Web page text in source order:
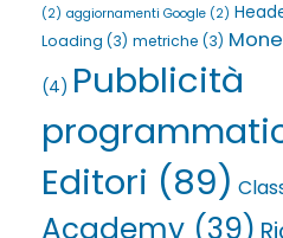
(2) aggiornamenti Google (2)
Loading (3) metriche (3)
(4) Pubblicità
Editori (89)
Academy (39)